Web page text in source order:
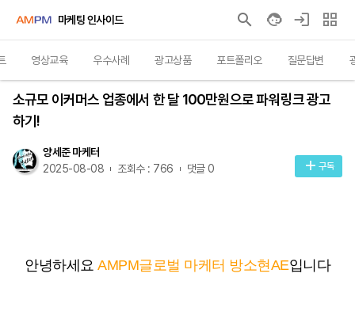
마케팅 인사이드
영상교육 우수사례 광고상품 포트폴리오 질문답변
인사이트
소규모 이커머스 업종에서 한 달 100만원으로 파워링크 광고
하기!
양세준 마케터
2025-08-08
조회수 : 766 댓글 0 구독
안녕하세요 AMPM글로벌 마케터 방소현AE입니다